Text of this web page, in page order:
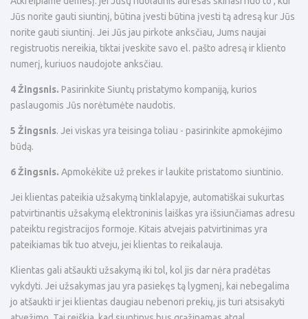
Jūs norite gauti siuntinį, būtina įvesti būtina įvesti tą adresą kur Jūs
norite gauti siuntinį. Jei Jūs jau pirkote anksčiau, Jums naujai
registruotis nereikia, tiktai įveskite savo el. pašto adresą ir kliento
numerį, kuriuos naudojote anksčiau.
4 Žingsnis. Pasirinkite Siuntų pristatymo kompaniją, kurios
paslaugomis Jūs norėtumėte naudotis.
5 Žingsnis. Jei viskas yra teisinga toliau - pasirinkite apmokėjimo
būdą.
6 Žingsnis. Apmokėkite už prekes ir laukite pristatomo siuntinio.
Jei klientas pateikia užsakymą tinklalapyje, automatiškai sukurtas
patvirtinantis užsakymą elektroninis laiškas yra išsiunčiamas adresu
pateiktu registracijos formoje. Kitais atvejais patvirtinimas yra
pateikiamas tik tuo atveju, jei klientas to reikalauja.
Klientas gali atšaukti užsakymą iki tol, kol jis dar nėra pradėtas
vykdyti. Jei užsakymas jau yra pasiekęs tą lygmenį, kai nebegalima
jo atšaukti ir jei klientas daugiau nebenori prekių, jis turi atsisakyti